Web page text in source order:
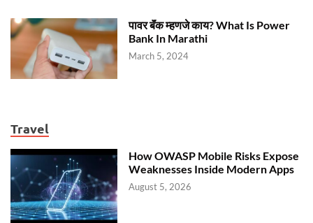
पावर बॅंक म्हणजे काय? What Is Power
Bank In Marathi
March 5, 2024
Travel
How OWASP Mobile Risks Expose
Weaknesses Inside Modern Apps
August 5, 2026